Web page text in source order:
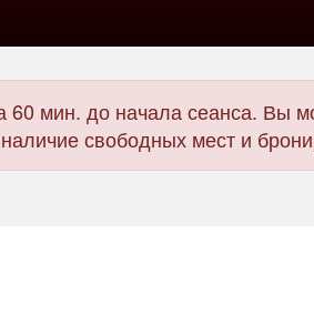
мин. до начала сеанса. Вы
свободных мест и